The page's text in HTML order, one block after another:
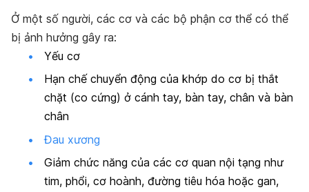
Ở một số người, các cơ và các bộ phận cơ thể có thể
bị ảnh hưởng gây ra:
Yếu cơ
Hạn chế chuyển động của khớp do cơ bị thắt
chặt (co cứng) ở cánh tay, bàn tay, chân và bàn
chân
Đau xương
Giảm chức năng của các cơ quan nội tạng như
tim, phổi, cơ hoành, đường tiêu hóa hoặc gan,